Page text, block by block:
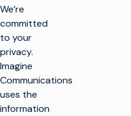
We’re
committed
to your
privacy.
Imagine
Communications
uses the
information